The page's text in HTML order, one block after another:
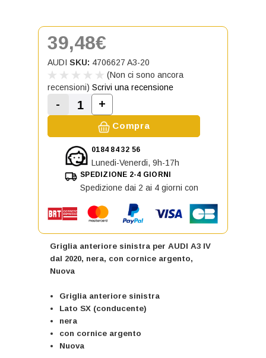
Griglia anteriore sinistra per AUDI A3 IV
dal 2020, nera, con cornice argento,
Nuova
Griglia anteriore sinistra
Lato SX (conducente)
nera
con cornice argento
Nuova
39,48€
AUDI SKU: 4706627 A3-20
(Non ci sono ancora
recensioni) Scrivi una recensione
Diminuisci la quantità di Griglia anteriore
-
Aumenta la quantità di Griglia
+
Compra
0184 84 32 56
Lunedi-Venerdi, 9h-17h
SPEDIZIONE 2-4 GIORNI
Spedizione dai 2 ai 4 giorni con